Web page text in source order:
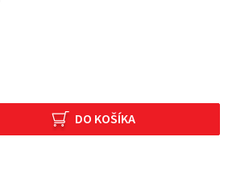
DO KOŠÍKA